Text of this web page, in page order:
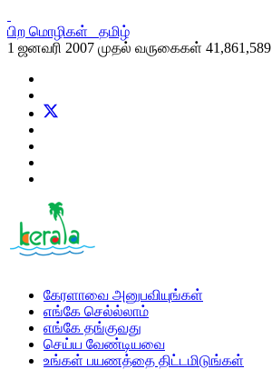
பிற மொழிகள்
தமிழ்
1 ஜனவரி 2007 முதல் வருகைகள் 41,861,589
கேரளாவை அனுபவியுங்கள்
எங்கே செல்ல்லாம்
எங்கே தங்குவது
செய்ய வேண்டியவை
உங்கள் பயணத்தை திட்டமிடுங்கள்